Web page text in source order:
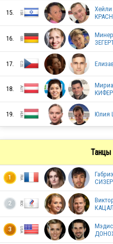
CAN
FRA
LAT
ITA
15.
16.
17.
18.
КИФЕР
19. Юлия
Танцы
1
2
3